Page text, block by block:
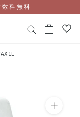
料無料
1L